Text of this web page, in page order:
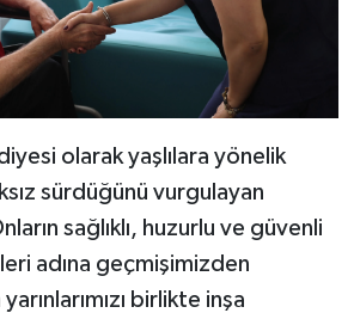
olarak yaşlılara yönelik
sürdüğünü vurgulayan
sağlıklı, huzurlu ve güvenli
adına geçmişimizden
birlikte inşa